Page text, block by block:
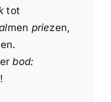
tot
men priezen,
bod: